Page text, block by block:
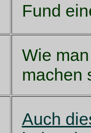
Fund
Wie
machen
Auch